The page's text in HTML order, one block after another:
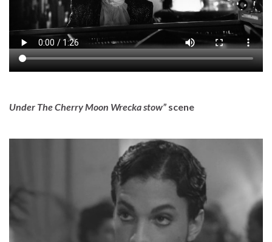
Under The Cherry Moon Wrecka stow” scene